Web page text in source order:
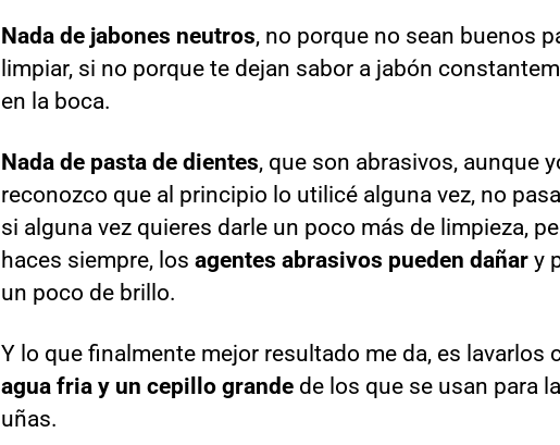
Nada de jabones neutros, no porque no sean buenos
limpiar, si no porque te dejan sabor a jabón
en la boca.
Nada de pasta de dientes, que son abrasivos, aunque
reconozco que al principio lo utilicé alguna vez, no
si alguna vez quieres darle un poco más de limpieza,
haces siempre, los agentes abrasivos pueden dañar y
un poco de brillo.
Y lo que finalmente mejor resultado me da, es lavarlos
agua fria y un cepillo grande de los que se usan para
uñas.